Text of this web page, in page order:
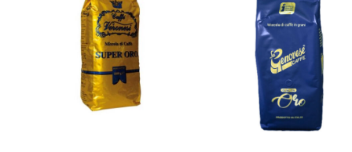
KOSÁRBA TESZEM
RÉSZLETEK
KOSÁRBA TESZEM
RÉSZLETEK